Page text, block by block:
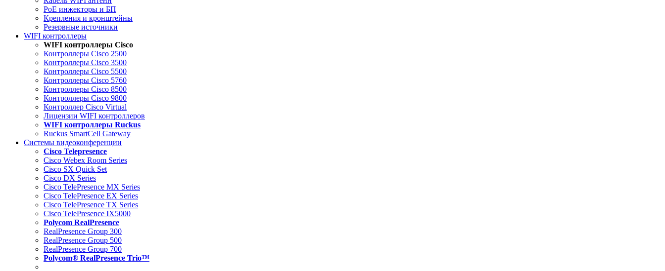
PoE инжекторы и БП
Крепления и кронштейны
Резервные источники
WIFI контроллеры
WIFI контроллеры Cisco
Контроллеры Cisco 2500
Контроллеры Cisco 3500
Контроллеры Cisco 5500
Контроллеры Cisco 5760
Контроллеры Cisco 8500
Контроллеры Cisco 9800
Контроллер Cisco Virtual
Лицензии WIFI контроллеров
WIFI контроллеры Ruckus
Ruckus SmartCell Gateway
Системы видеоконференции
Cisco Telepresence
Cisco Webex Room Series
Cisco SX Quick Set
Cisco DX Series
Cisco TelePresence MX Series
Cisco TelePresence EX Series
Cisco TelePresence TX Series
Cisco TelePresence IX5000
Polycom RealPresence
RealPresence Group 300
RealPresence Group 500
RealPresence Group 700
Polycom® RealPresence Trio™